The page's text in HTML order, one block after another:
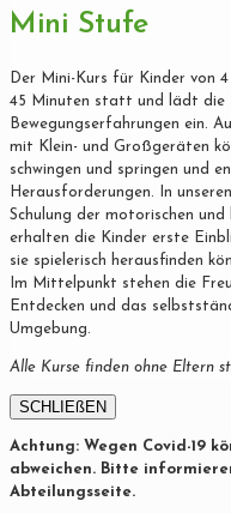
Mini Stufe
Der Mini-Kurs für Kinder von
45 Minuten statt und lädt die
Bewegungserfahrungen ein.
mit Klein- und Großgeräten
schwingen und springen und
Herausforderungen. In
Schulung der motorischen
erhalten die Kinder erste
sie spielerisch herausfinden
Im Mittelpunkt stehen die
Entdecken und das
Umgebung.
Alle Kurse finden ohne Eltern
SCHLIEßEN
Achtung: Wegen Covid-19
abweichen. Bitte
Abteilungsseite.